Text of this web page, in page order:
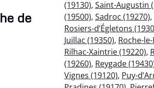
de
(19130), Saint-Augustin
(19500), Sadroc (19270),
Rosiers-d’Égletons
Juillac (19350), Roche-
Rilhac-Xaintrie (19220),
(19260), Reygade
Vignes (19120), Puy-